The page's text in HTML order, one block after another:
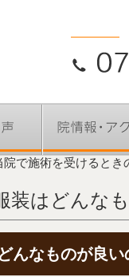
院で施術を受けるとき
装はどんな
んなものが良い